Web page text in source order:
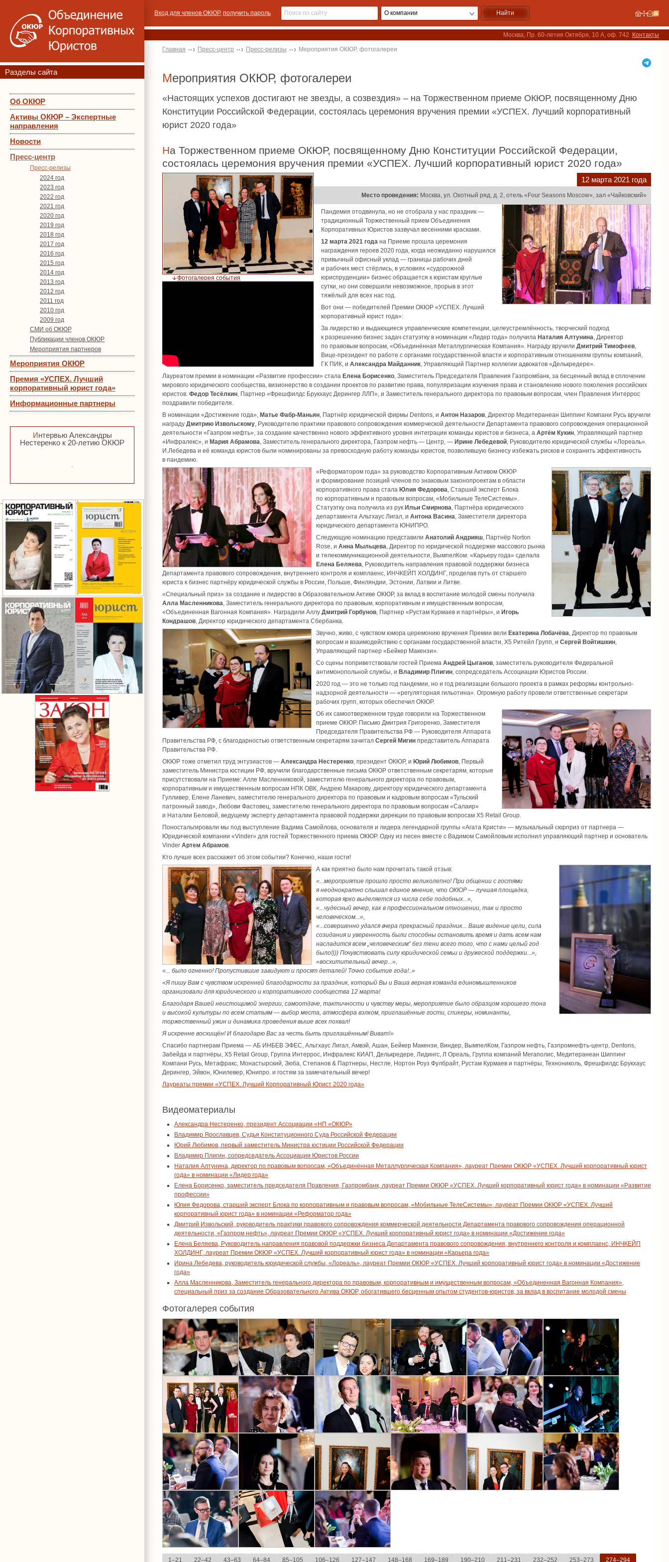
Разделы сайта
Об ОКЮР
Активы ОКЮР – Экспертные
направления
Новости
Пресс-центр
Пресс-релизы
2024 год
2023 год
2022 год
2021 год
2020 год
2019 год
2018 год
2017 год
2016 год
2015 год
2014 год
2013 год
2012 год
2011 год
2010 год
2009 год
СМИ об ОКЮР
Публикации членов ОКЮР
Мероприятия партнеров
Мероприятия ОКЮР
Премия «УСПЕХ. Лучший
корпоративный юрист года»
Информационные партнеры
Интервью Александры
Нестеренко к 20-летию ОКЮР
Вход для членов ОКЮР, получить пароль
Москва, Пр. 60-летия Октября, 10 А, оф. 742 Контакты
Главная Пресс-центр Пресс-релизы Мероприятия ОКЮР, фотогалереи
Мероприятия ОКЮР, фотогалереи
«Настоящих успехов достигают не звезды, а созвездия» – на Торжественном приеме ОКЮР, посвященному Дню
Конституции Российской Федерации, состоялась церемония вручения премии «УСПЕХ. Лучший корпоративный
юрист 2020 года»
На Торжественном приеме ОКЮР, посвященному Дню Конституции Российской Федерации,
состоялась церемония вручения премии «УСПЕХ. Лучший корпоративный юрист 2020 года»
Фотогалерея события
12 марта 2021 года
Место проведения: Москва, ул. Охотный ряд, д. 2, отель «Four Seasons Моscow», зал «Чайковский»
Пандемия отодвинула, но не отобрала у нас праздник —
традиционный Торжественный прием Объединения
Корпоративных Юристов зазвучал весенними красками.
12 марта 2021 года на Приеме прошла церемония
награждения героев 2020 года, когда неожиданно нарушился
привычный офисный уклад — границы рабочих дней
и рабочих мест стёрлись, в условиях «судорожной
юриспруденции» бизнес обращается к юристам круглые
сутки, но они совершили невозможное, прорыв в этот
тяжёлый для всех нас год.
Вот они — победителей Премии ОКЮР «УСПЕХ. Лучший
корпоративный юрист года»:
За лидерство и выдающиеся управленческие компетенции, целеустремлённость, творческий подход
к разрешению бизнес задач статуэтку в номинации «Лидер года» получила Наталия Алтунина, Директор
по правовым вопросам, «Объединённая Металлургическая Компания». Награду вручили Дмитрий Тимофеев,
Вице-президент по работе с органами государственной власти и корпоративным отношениям группы компаний,
ГК ПИК, и Александра Майданник, Управляющий Партнер коллегии адвокатов «Делькредере».
Лауреатом премии в номинации «Развитие профессии» стала Елена Борисенко, Заместитель Председателя Правления Газпромбанк, за бесценный вклад в сплочение
мирового юридического сообщества, визионерство в создании проектов по развитию права, популяризации изучения права и становлению нового поколения российских
юристов. Федор Тесёлкин, Партнер «Фрешфилдс Брукхаус Дерингер ЛЛП», и Заместитель генерального директора по правовым вопросам, член Правления Интеррос
поздравили победителя.
В номинации «Достижение года», Матье Фабр-Маньян, Партнёр юридической фирмы Dentons, и Антон Назаров, Директор Медитеранеан Шиппинг Компани Русь вручили
награду Дмитрию Извольскому, Руководителю практики правового сопровождения коммерческой деятельности Департамента правового сопровождения операционной
деятельности «Газпром нефть», за создание качественно нового эффективного уровня интеграции команды юристов и бизнеса, а Артём Кукин, Управляющий партнер
«Инфралекс», и Мария Абрамова, Заместитель генерального директора, Газпром нефть — Центр, — Ирине Лебедевой, Руководителю юридической службы «Лореаль».
И.Лебедева и её команда юристов были номинированы за превосходную работу команды юристов, позволившую бизнесу избежать рисков и сохранить эффективность
в пандемию.
«Реформатором года» за руководство Корпоративным Активом ОКЮР
и формирование позиций членов по знаковым законопроектам в области
корпоративного права стала Юлия Федорова, Старший эксперт Блока
по корпоративным и правовым вопросам, «Мобильные ТелеСистемы».
Статуэтку она получила из рук Ильи Смирнова, Партнёра юридического
департамента Альтхаус Лигал, и Антона Васина, Заместителя директора
юридического департамента ЮНИПРО.
Следующую номинацию представили Анатолий Андрияш, Партнёр Norton
Rose, и Анна Мыльцева, Директор по юридической поддержке массового рынка
и телекоммуникационной деятельности, ВымпелКом. «Карьеру года» сделала
Елена Беляева, Руководитель направления правовой поддержки бизнеса
Департамента правового сопровождения, внутреннего контроля и комплаенс, ИНЧКЕЙП ХОЛДИНГ, проделав путь от старшего
юриста к бизнес партнёру юридической службы в России, Польше, Финляндии, Эстонии, Латвии и Литве.
«Специальный приз» за создание и лидерство в Образовательном Активе ОКЮР, за вклад в воспитание молодой смены получила
Алла Масленникова, Заместитель генерального директора по правовым, корпоративным и имущественным вопросам,
«Объединенная Вагонная Компания». Наградили Аллу Дмитрий Горбунов, Партнер «Рустам Курмаев и партнёры», и Игорь
Кондрашов, Директор юридического департамента Сбербанка.
Звучно, живо, с чувством юмора церемонию вручения Премии вели Екатерина Лобачёва, Директор по правовым
вопросам и взаимодействию с органами государственной власти, X5 Ритейл Групп, и Сергей Войтишкин,
Управляющий партнер «Бейкер Макензи».
Со сцены поприветствовали гостей Приема Андрей Цыганов, заместитель руководителя Федеральной
антимонопольной службы, и Владимир Плигин, сопредседатель Ассоциации Юристов России.
2020 год — это не только год пандемии, но и год реализации большого проекта в рамках реформы контрольно-
надзорной деятельности — «регуляторная гильотина». Огромную работу провели ответственные секретари
рабочих групп, которых обеспечил ОКЮР.
Об их самоотверженном труде говорили на Торжественном
приеме ОКЮР. Письмо Дмитрия Григоренко, Заместителя
Председателя Правительства РФ — Руководителя Аппарата
Правительства РФ, с благодарностью ответственным секретарям зачитал Сергей Мигин представитель Аппарата
Правительства РФ.
ОКЮР тоже отметил труд энтузиастов — Александра Нестеренко, президент ОКЮР, и Юрий Любимов, Первый
заместитель Министра юстиции РФ, вручили благодарственные письма ОКЮР ответственным секретарям, которые
присутствовали на Приеме: Алле Масленниковой, заместителю генерального директора по правовым,
корпоративным и имущественным вопросам НПК ОВК, Андрею Макарову, директору юридического департамента
Гулливер, Елене Ланевич, заместителю генерального директора по правовым и кадровым вопросам «Тульский
патронный завод», Любови Фастовец, заместителю генерального директора по правовым вопросам «Салаир»
и Наталии Беловой, ведущему эксперту департамента правовой поддержки дирекции по правовым вопросам X5 Retail Group.
Поностальгировали мы под выступление Вадима Самойлова, основателя и лидера легендарной группы «Агата Кристи» — музыкальный сюрприз от партнера —
Юридической компании «Vinder» для гостей Торжественного приема ОКЮР. Одну из песен вместе с Вадимом Самойловым исполнил управляющий партнер и основатель
Vinder Артем Абрамов.
Кто лучше всех расскажет об этом событии? Конечно, наши гости!
А как приятно было нам прочитать такой отзыв:
«...мероприятие прошло просто великолепно! При общении с гостями
я неоднократно слышал единое мнение, что ОКЮР — лучшая площадка,
которая ярко выделяется из числа себе подобных...»,
«...чудесный вечер, как в профессиональном отношении, так и просто
человеческом...»,
«...совершенно удался вчера прекрасный праздник... Ваше видение цели, сила
созидания и уверенность были способны остановить время и дать всем нам
насладится всем „человеческим“ без тени всего того, что с нами целый год
было!))) Почувствовать силу юридической семьи и дружеской поддержки...»,
«восхитительный вечер...»,
«... было огненно! Пропустившие завидуют и просят деталей! Точно событие года!..»
«Я пишу Вам с чувством искренней благодарности за праздник, который Вы и Ваша верная команда единомышленников
организовали для юридического и корпоративного сообщества 12 марта!
Благодаря Вашей неистощимой энергии, самоотдаче, тактичности и чувству меры, мероприятие было образцом хорошего тона
и высокой культуры по всем статьям — выбор места, атмосфера вэлком, приглашённые гости, спикеры, номинанты,
торжественный ужин и динамика проведения выше всех похвал!
Я искренне восхищён! И благодарю Вас за честь быть приглашённым! Виват!»
Спасибо партнерам Приема — АБ ИНБЕВ ЭФЕС, Альтхаус Лигал, Амвэй, Ашан, Бейкер Макензи, Виндер, ВымпелКом, Газпром нефть, Газпромнефть-центр, Dentons,
Забейда и партнёры, X5 Retail Group, Группа Интеррос, Инфралекс КИАП, Делькредере, Лидингс, Л Ореаль, Группа компаний Мегаполис, Медитеранеан Шиппинг
Компани Русь, Метафракс, Монастырский, Зюба, Степанов & Партнеры, Нестле, Нортон Роуз Фулбрайт, Рустам Курмаев и партнёры, Технониколь, Фрешфилдс Брукхаус
Дерингер, Эйвон, Юнилевер, Юнипро. и гостям за замечательный вечер!
Лауреаты премии «УСПЕХ. Лучший Корпоративный Юрист 2020 года»
Видеоматериалы
Александра Нестеренко, президент Ассоциации «НП «ОКЮР»
Владимир Ярославцев, Судья Конституционного Суда Российской Федерации
Юрий Любимов, первый заместитель Министра юстиции Российской Федерации
Владимир Плигин, сопредседатель Ассоциации Юристов России
Наталия Алтунина, директор по правовым вопросам, «Объединённая Металлургическая Компания», лауреат Премии ОКЮР «УСПЕХ. Лучший корпоративный юрист
года» в номинации «Лидер года»
Елена Борисенко, заместитель председателя Правления, Газпромбанк, лауреат Премии ОКЮР «УСПЕХ. Лучший корпоративный юрист года» в номинации «Развитие
профессии»
Юлия Федорова, старший эксперт Блока по корпоративным и правовым вопросам, «Мобильные ТелеСистемы», лауреат Премии ОКЮР «УСПЕХ. Лучший
корпоративный юрист года» в номинации «Реформатор года»
Дмитрий Извольский, руководитель практики правового сопровождения коммерческой деятельности Департамента правового сопровождения операционной
деятельности, «Газпром нефть», лауреат Премии ОКЮР «УСПЕХ. Лучший корпоративный юрист года» в номинации «Достижение года»
Елена Беляева, Руководитель направления правовой поддержки бизнеса Департамента правового сопровождения, внутреннего контроля и комплаенс, ИНЧКЕЙП
ХОЛДИНГ, лауреат Премии ОКЮР «УСПЕХ. Лучший корпоративный юрист года» в номинации «Карьера года»
Ирина Лебедева, руководитель юридической службы, «Лореаль», лауреат Премии ОКЮР «УСПЕХ. Лучший корпоративный юрист года» в номинации «Достижение
года»
Алла Масленникова, Заместитель генерального директора по правовым, корпоративным и имущественным вопросам, «Объединенная Вагонная Компания»,
специальный приз за создание Образовательного Актива ОКЮР, обогатившего бесценным опытом студентов-юристов, за вклад в воспитание молодой смены
Фотогалерея события
1–21 22–42 43–63 64–84 85–105 106–126 127–147 148–168 169–189 190–210 211–231 232–252 253–273 274–294